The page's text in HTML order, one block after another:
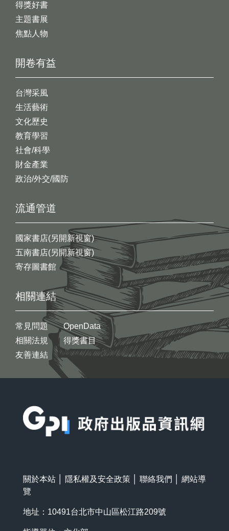
開卷有益
台灣采風
生活藝術
文化歷史
教育學習
社會/科學
財金產業
政治/外交/國防
得獎好書
主題書展
焦點人物
流通管道
國家書店(另開新視窗)
五南書店(另開新視窗)
寄存圖書館
相關連結
常見問題
相關法規
友善連結
OpenData
得獎書目
關於本站 隱私權及安全政策 聯絡我們
網站導
覽
地址：10491台北市中山區松江路209號